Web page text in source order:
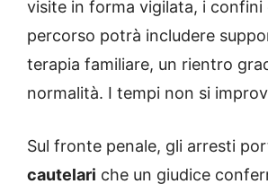
visite in forma vigilata, i
percorso potrà includere
terapia familiare, un rientro
normalità. I tempi non si
Sul fronte penale, gli arresti
cautelari che un giudice